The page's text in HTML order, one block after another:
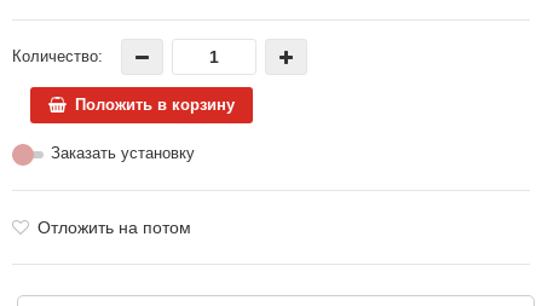
Количество:
Положить в корзину
Заказать установку
Отложить на потом